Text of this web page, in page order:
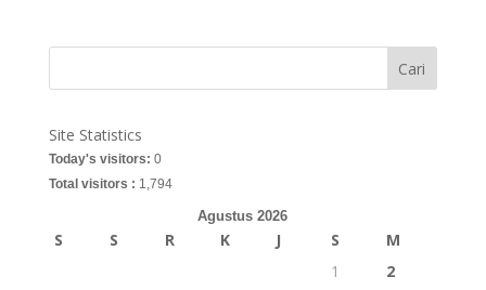
Cari
Site Statistics
Today's visitors: 0
Total visitors : 1,794
Agustus 2026
S S R K J S
M
1
2